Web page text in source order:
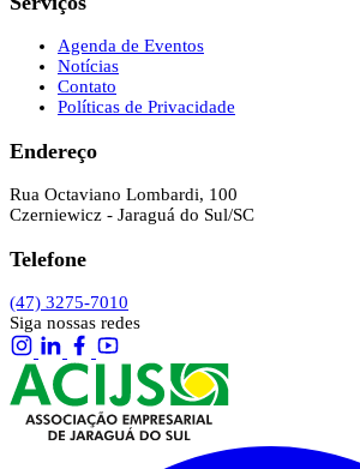
Agenda de Eventos
Notícias
Contato
Políticas de Privacidade
Endereço
Rua Octaviano Lombardi, 100
Czerniewicz - Jaraguá do Sul/SC
Telefone
(47) 3275-7010
Siga nossas redes